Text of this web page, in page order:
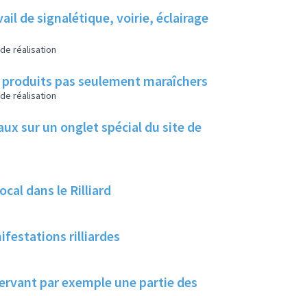
de signalétique, voirie, éclairage
réalisation
pas seulement maraîchers
réalisation
sur un onglet spécial du site de
dans le Rilliard
rilliardes
par exemple une partie des